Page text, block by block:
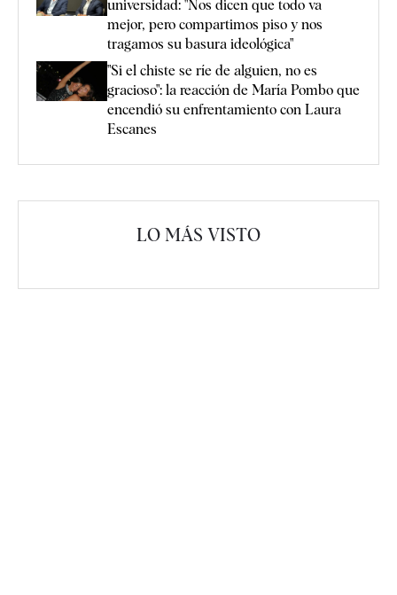
universidad: "Nos dicen que todo va
mejor, pero compartimos piso y nos
tragamos su basura ideológica"
"Si el chiste se ríe de alguien, no es
gracioso": la reacción de María Pombo que
encendió su enfrentamiento con Laura
Escanes
LO MÁS VISTO